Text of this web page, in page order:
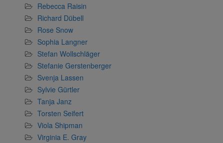
Rebecca Raisin
Richard Dübell
Rose Snow
Sophia Langner
Stefan Wollschläger
Stefanie Gerstenberger
Svenja Lassen
Sylvie Gürtler
Tanja Janz
Torsten Seifert
Viola Shipman
Virginia E. Gray